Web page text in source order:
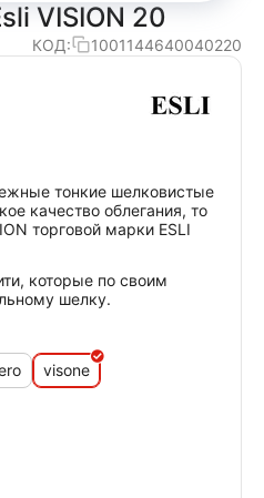
VISION 20
КОД: 1001144640040220
тонкие шелковистые
качество облегания, то
торговой марки ESLI
которые по своим
шелку.
visone